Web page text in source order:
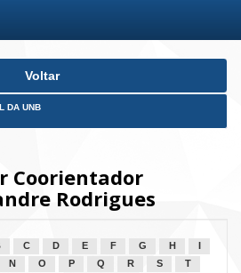
Voltar
DA UNB
Coorientador
Rodrigues
C D E F G H
N O P Q R S
T